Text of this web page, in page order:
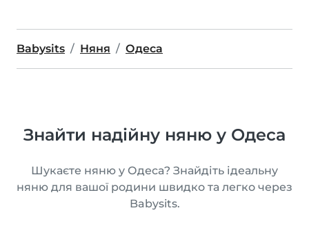
Babysits Няня Одеса
Знайти надійну няню у Одеса
Шукаєте няню у Одеса? Знайдіть ідеальну
няню для вашої родини швидко та легко через
Babysits.